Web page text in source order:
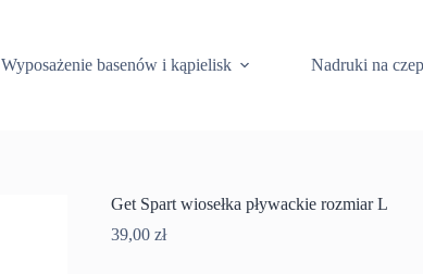
Wyposażenie basenów i kąpielisk Nadruki na
Get Spart wiosełka pływackie rozmiar L
39,00 zł